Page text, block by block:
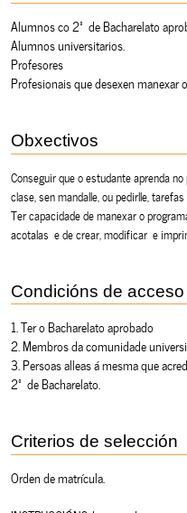
Alumnos co 2º de Bacharelato
Alumnos universitarios.
Profesores
Profesionais que desexen manexar
Obxectivos
Conseguir que o estudante aprenda
clase, sen mandalle, ou pedirlle, tarefas
Ter capacidade de manexar o
acotalas e de crear, modificar e
Condicións de acceso
1. Ter o Bacharelato aprobado
2. Membros da comunidade
3. Persoas alleas á mesma que
2º de Bacharelato.
Criterios de selección
Orden de matrícula.